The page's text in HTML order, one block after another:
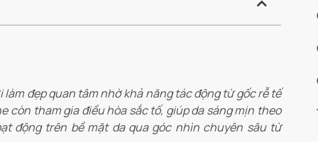
đẹp quan tâm nhờ khả năng tác động từ gốc rễ tế
còn tham gia điều hòa sắc tố, giúp da sáng mịn theo
động trên bề mặt da qua góc nhìn chuyên sâu từ